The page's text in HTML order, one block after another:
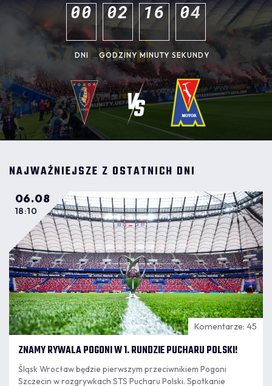
00
DNI
02
GODZINY
16
MINUTY
03
SEKUNDY
NAJWAŻNIEJSZE Z OSTATNICH DNI
06.08
18:10
Komentarze: 45
ZNAMY RYWALA POGONI W 1. RUNDZIE PUCHARU POLSKI!
Śląsk Wrocław będzie pierwszym przeciwnikiem Pogoni
Szczecin w rozgrywkach STS Pucharu Polski. Spotkanie